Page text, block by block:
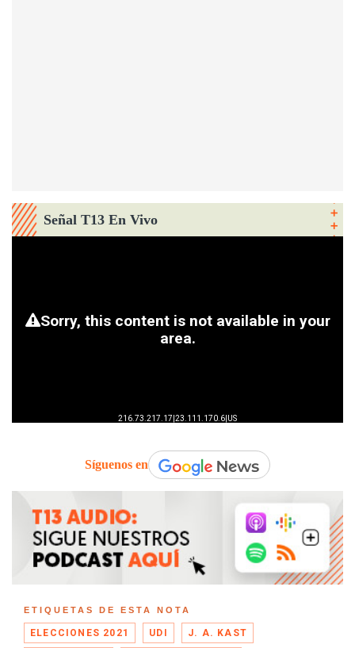
Señal T13 En Vivo
Síguenos en
ETIQUETAS DE ESTA NOTA
ELECCIONES 2021 UDI J. A. KAST